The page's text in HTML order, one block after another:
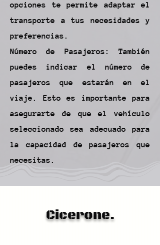
opciones te permite adaptar el
transporte a tus necesidades y
preferencias.
Número de Pasajeros: También
puedes indicar el número de
pasajeros que estarán en el
viaje. Esto es importante para
asegurarte de que el vehículo
seleccionado sea adecuado para
la capacidad de pasajeros que
necesitas.
Cicerone.